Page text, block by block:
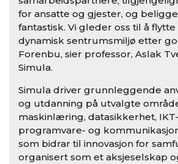
for ansatte og gjester, og
fantastisk. Vi gleder oss til å
dynamisk sentrumsmiljø etter
Forenbu, sier professor, Aslak
Simula.
Simula driver grunnleggende
og utdanning på utvalgte
maskinlæring, datasikkerhet,
programvare- og
som bidrar til innovasjon for
organisert som et aksjeselskap